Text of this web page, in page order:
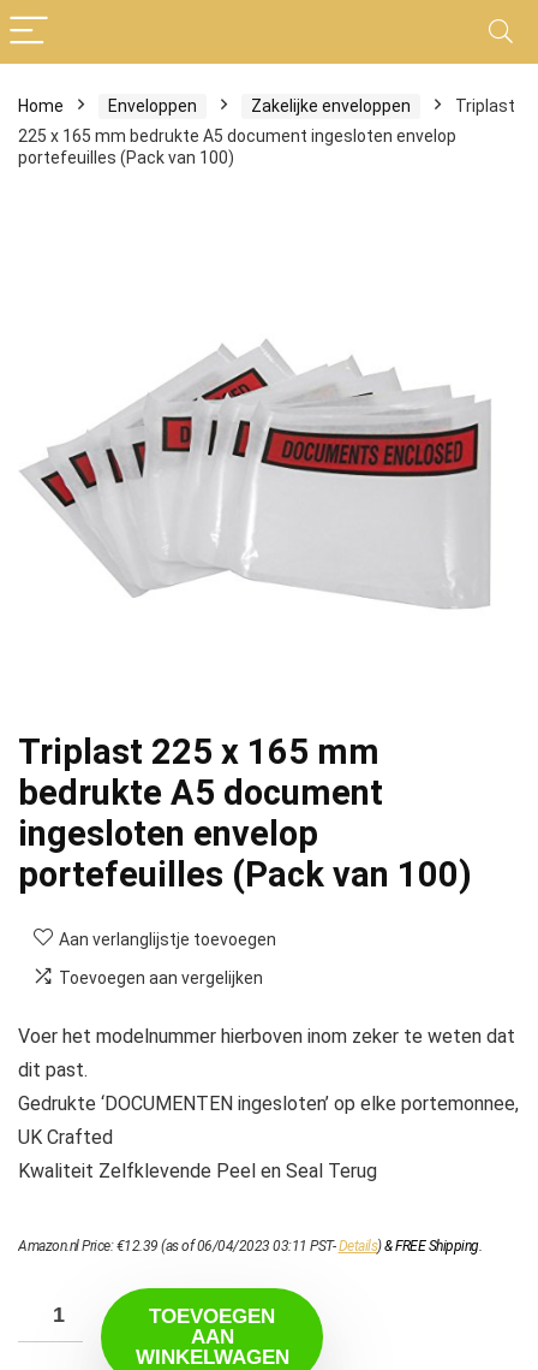
Home Enveloppen Zakelijke enveloppen
Triplast
225 x 165 mm bedrukte A5 document ingesloten envelop
portefeuilles (Pack van 100)
Triplast 225 x 165 mm
bedrukte A5 document
ingesloten envelop
portefeuilles (Pack van 100)
Aan verlanglijstje toevoegen
Toevoegen aan vergelijken
Voer het modelnummer hierboven inom zeker te weten dat
dit past.
Gedrukte ‘DOCUMENTEN ingesloten’ op elke portemonnee,
UK Crafted
Kwaliteit Zelfklevende Peel en Seal Terug
Amazon.nl Price:€12.39 (as of 06/04/2023 03:11 PST-Details)&FREE Shipping.
TOEVOEGEN
AAN
WINKELWAGEN